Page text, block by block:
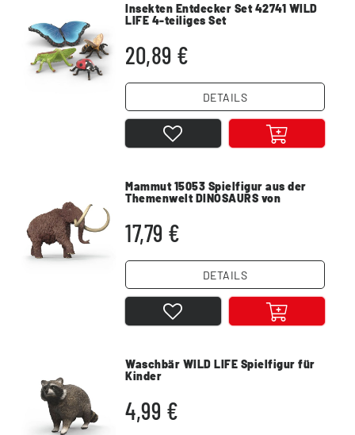
Insekten Entdecker Set 42741 WILD
LIFE 4-teiliges Set
20,89 €
DETAILS
Mammut 15053 Spielfigur aus der
Themenwelt DINOSAURS von
17,79 €
DETAILS
Waschbär WILD LIFE Spielfigur für
Kinder
4,99 €